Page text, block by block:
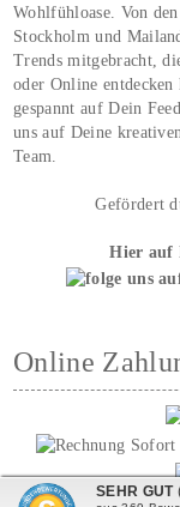
Wohlfühloase. Von
Stockholm und
Trends mitgebracht,
oder Online entdecken
gespannt auf Dein
uns auf Deine
Team.
Gefördert
Hier auf
Online
SEHR GUT